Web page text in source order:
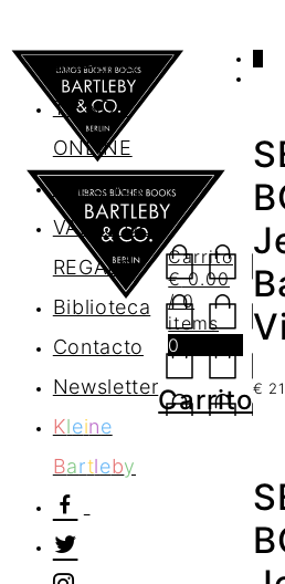
AGENDA
TIENDA
ONLINE
Nosotros
VALES DE
REGALO
Biblioteca
Contacto
Newsletter
Kleine
Bartleby
Carrito
€0.00
/ 0
items
0
Carrito€